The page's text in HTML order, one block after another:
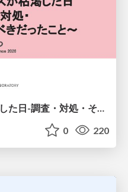
0 220